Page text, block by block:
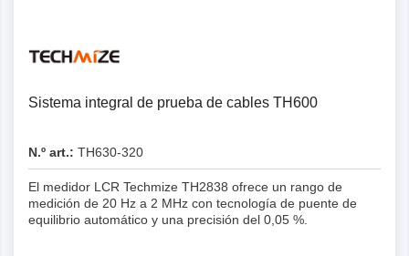
Sistema integral de prueba de cables TH600
N.º art.: TH630-320
El medidor LCR Techmize TH2838 ofrece un rango de
medición de 20 Hz a 2 MHz con tecnología de puente de
equilibrio automático y una precisión del 0,05 %.